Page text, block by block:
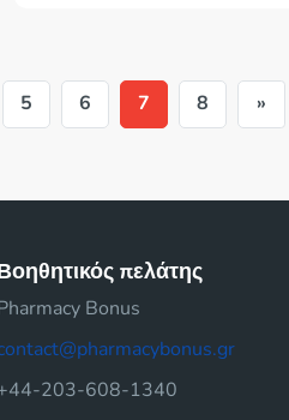
5 6 7 8 »
πελάτης
Bonus
203-608-1340